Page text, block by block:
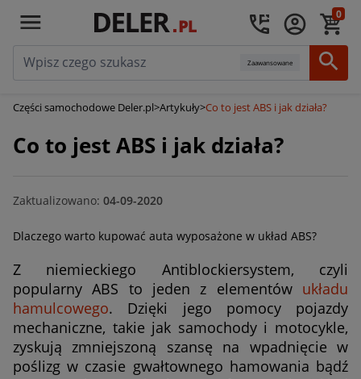
0
Zaawansowane
Części samochodowe Deler.pl>Artykuły>Co to jest ABS i jak działa?
Co to jest ABS i jak działa?
Zaktualizowano: 04-09-2020
Dlaczego warto kupować auta wyposażone w układ ABS?
Z niemieckiego Antiblockiersystem, czyli
popularny ABS to jeden z elementów układu
hamulcowego. Dzięki jego pomocy pojazdy
mechaniczne, takie jak samochody i motocykle,
zyskują zmniejszoną szansę na wpadnięcie w
poślizg w czasie gwałtownego hamowania bądź